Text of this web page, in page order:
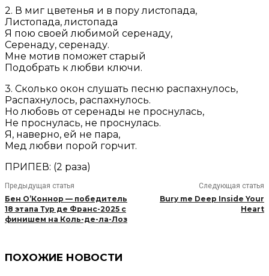
2. В миг цветенья и в пору листопада,
Листопада, листопада
Я пою своей любимой серенаду,
Серенаду, серенаду.
Мне мотив поможет старый
Подобрать к любви ключи.
3. Сколько окон слушать песню распахнулось,
Распахнулось, распахнулось.
Но любовь от серенады не проснулась,
Не проснулась, не проснулась.
Я, наверно, ей не пара,
Мед любви порой горчит.
ПРИПЕВ: (2 раза)
Предыдущая статья
Бен О’Коннор — победитель
18 этапа Тур де Франс-2025 с
финишем на Коль-де-ла-Лоз
Следующая статья
Bury me Deep Inside Your
Heart
ПОХОЖИЕ НОВОСТИ